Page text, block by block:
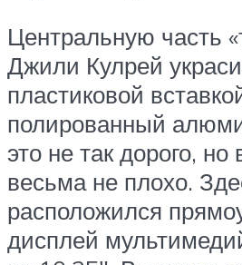
Центральную часть
Джили Кулрей
пластиковой
полированный
это не так дорого, но
весьма не плохо.
расположился
дисплей